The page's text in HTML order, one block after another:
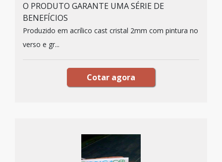
O PRODUTO GARANTE UMA SÉRIE DE
BENEFÍCIOS
Produzido em acrílico cast cristal 2mm com pintura no
verso e gr...
Cotar agora